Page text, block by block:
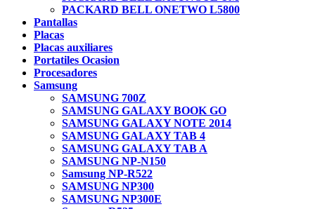
PACKARD BELL ONETWO L5800
Pantallas
Placas
Placas auxiliares
Portatiles Ocasion
Procesadores
Samsung
SAMSUNG 700Z
SAMSUNG GALAXY BOOK GO
SAMSUNG GALAXY NOTE 2014
SAMSUNG GALAXY TAB 4
SAMSUNG GALAXY TAB A
SAMSUNG NP-N150
Samsung NP-R522
SAMSUNG NP300
SAMSUNG NP300E